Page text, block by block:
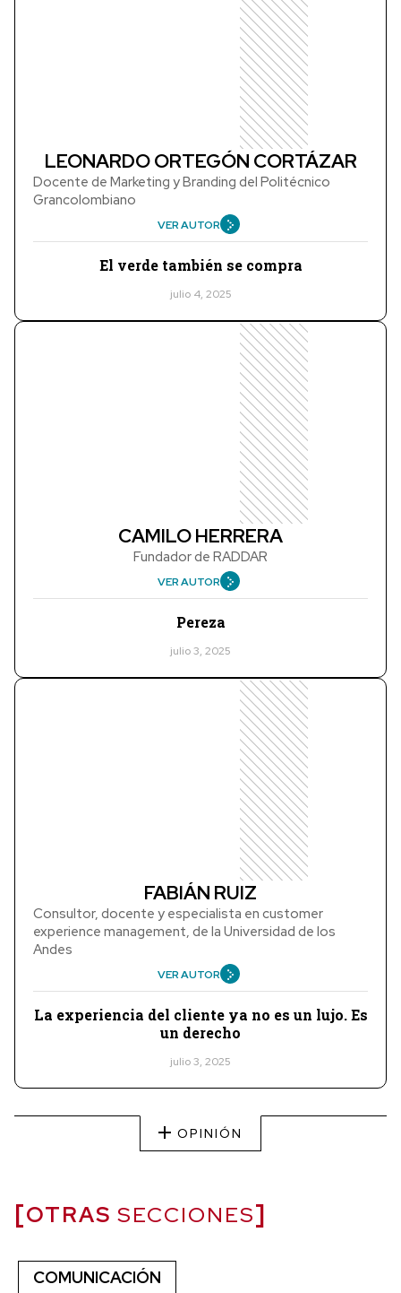
LEONARDO ORTEGÓN CORTÁZAR
Docente de Marketing y Branding del Politécnico
Grancolombiano
VER AUTOR
El verde también se compra
julio 4, 2025
CAMILO HERRERA
Fundador de RADDAR
VER AUTOR
Pereza
julio 3, 2025
FABIÁN RUIZ
Consultor, docente y especialista en customer
experience management, de la Universidad de los
Andes
VER AUTOR
La experiencia del cliente ya no es un lujo. Es
un derecho
julio 3, 2025
OPINIÓN
OTRAS SECCIONES
COMUNICACIÓN